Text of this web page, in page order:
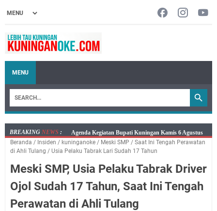
MENU
BREAKING NEWS :
Kamis 6 Agustus 2026 Mobil Samling Ada di Alun-alun
Luragung, Ini Persyaratan dan Besaran Biayanya
Agustus 2026 Ada di Empat Titik
Embun Pagi Kamis 6 Agustus 2026: Tidak Semua
Keterlambatan Berarti Kegagalan
Setiap Noda Ada Pembersihnya, Salat Bisa Menjadi
Beranda / Insiden / kuninganoke / Meski SMP / Saat Ini Tengah Perawatan
di Ahli Tulang / Usia Pelaku Tabrak Lari Sudah 17 Tahun
Meski SMP, Usia Pelaku Tabrak Driver
Ojol Sudah 17 Tahun, Saat Ini Tengah
Perawatan di Ahli Tulang